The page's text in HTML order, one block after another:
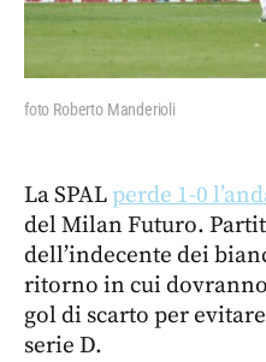
foto Roberto Manderioli
La SPAL perde 1-0
del Milan Futuro.
dell’indecente dei
ritorno in cui
gol di scarto per
serie D.